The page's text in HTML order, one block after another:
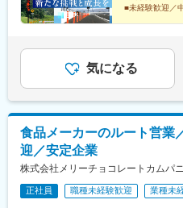
■未経験歓迎／
気になる
食品メーカーのルート営業
迎／安定企業
株式会社メリーチョコレートカムパ
正社員 職種未経験歓迎 業種未